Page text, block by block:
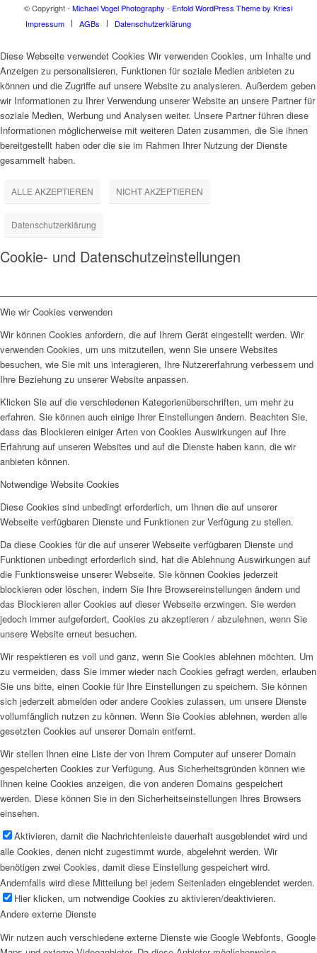
© Copyright - Michael Vogel Photography - Enfold WordPress Theme by Kriesi
Impressum
AGBs Datenschutzerklärung
Diese Webseite verwendet Cookies Wir verwenden Cookies, um Inhalte und
Anzeigen zu personalisieren, Funktionen für soziale Medien anbieten zu
können und die Zugriffe auf unsere Website zu analysieren. Außerdem geben
wir Informationen zu Ihrer Verwendung unserer Website an unsere Partner für
soziale Medien, Werbung und Analysen weiter. Unsere Partner führen diese
Informationen möglicherweise mit weiteren Daten zusammen, die Sie ihnen
bereitgestellt haben oder die sie im Rahmen Ihrer Nutzung der Dienste
gesammelt haben.
ALLE AKZEPTIEREN NICHT AKZEPTIEREN
Datenschutzerklärung
Cookie- und Datenschutzeinstellungen
Wie wir Cookies verwenden
Wir können Cookies anfordern, die auf Ihrem Gerät eingestellt werden. Wir
verwenden Cookies, um uns mitzuteilen, wenn Sie unsere Websites
besuchen, wie Sie mit uns interagieren, Ihre Nutzererfahrung verbessern und
Ihre Beziehung zu unserer Website anpassen.
Klicken Sie auf die verschiedenen Kategorienüberschriften, um mehr zu
erfahren. Sie können auch einige Ihrer Einstellungen ändern. Beachten Sie,
dass das Blockieren einiger Arten von Cookies Auswirkungen auf Ihre
Erfahrung auf unseren Websites und auf die Dienste haben kann, die wir
anbieten können.
Notwendige Website Cookies
Diese Cookies sind unbedingt erforderlich, um Ihnen die auf unserer
Webseite verfügbaren Dienste und Funktionen zur Verfügung zu stellen.
Da diese Cookies für die auf unserer Webseite verfügbaren Dienste und
Funktionen unbedingt erforderlich sind, hat die Ablehnung Auswirkungen auf
die Funktionsweise unserer Webseite. Sie können Cookies jederzeit
blockieren oder löschen, indem Sie Ihre Browsereinstellungen ändern und
das Blockieren aller Cookies auf dieser Webseite erzwingen. Sie werden
jedoch immer aufgefordert, Cookies zu akzeptieren / abzulehnen, wenn Sie
unsere Website erneut besuchen.
Wir respektieren es voll und ganz, wenn Sie Cookies ablehnen möchten. Um
zu vermeiden, dass Sie immer wieder nach Cookies gefragt werden, erlauben
Sie uns bitte, einen Cookie für Ihre Einstellungen zu speichern. Sie können
sich jederzeit abmelden oder andere Cookies zulassen, um unsere Dienste
vollumfänglich nutzen zu können. Wenn Sie Cookies ablehnen, werden alle
gesetzten Cookies auf unserer Domain entfernt.
Wir stellen Ihnen eine Liste der von Ihrem Computer auf unserer Domain
gespeicherten Cookies zur Verfügung. Aus Sicherheitsgründen können wie
Ihnen keine Cookies anzeigen, die von anderen Domains gespeichert
werden. Diese können Sie in den Sicherheitseinstellungen Ihres Browsers
einsehen.
Aktivieren, damit die Nachrichtenleiste dauerhaft ausgeblendet wird und
alle Cookies, denen nicht zugestimmt wurde, abgelehnt werden. Wir
benötigen zwei Cookies, damit diese Einstellung gespeichert wird.
Andernfalls wird diese Mitteilung bei jedem Seitenladen eingeblendet werden.
Hier klicken, um notwendige Cookies zu aktivieren/deaktivieren.
Andere externe Dienste
Wir nutzen auch verschiedene externe Dienste wie Google Webfonts, Google